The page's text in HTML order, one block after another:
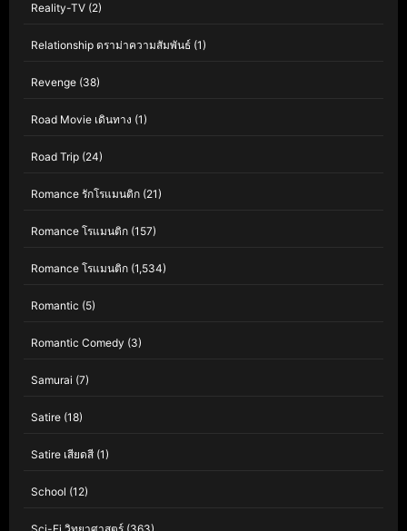
Reality-TV (2)
Relationship ดราม่าความสัมพันธ์ (1)
Revenge (38)
Road Movie เดินทาง (1)
Road Trip (24)
Romance รักโรแมนติก (21)
Romance โรแมนติก (157)
Romance โรแมนติก (1,534)
Romantic (5)
Romantic Comedy (3)
Samurai (7)
Satire (18)
Satire เสียดสี (1)
School (12)